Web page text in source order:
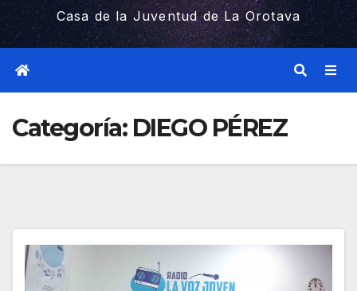
Casa de la Juventud de La Orotava
Categoría: DIEGO PÉREZ